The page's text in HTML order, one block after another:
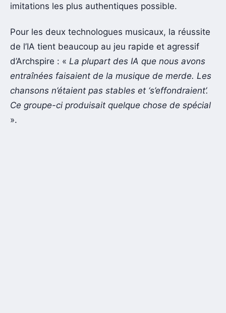
imitations les plus authentiques possible.
Pour les deux technologues musicaux, la réussite
de l’IA tient beaucoup au jeu rapide et agressif
d’Archspire : « La plupart des IA que nous avons
entraînées faisaient de la musique de merde. Les
chansons n’étaient pas stables et ‘s’effondraient’.
Ce groupe-ci produisait quelque chose de spécial
».